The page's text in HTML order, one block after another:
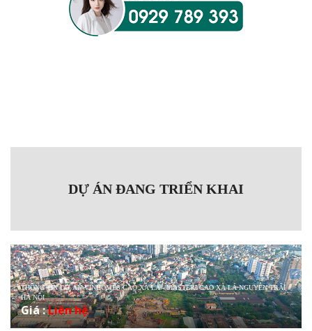
DỰ ÁN ĐANG TRIỂN KHAI
THÔNG TIN DỰ ÁN VINHOMES CAO XÀ LÁ - MASTERI CAO XÀ LÁ NGUYỄN TRÃI
HÀ NỘI
Giá :Liên hệ